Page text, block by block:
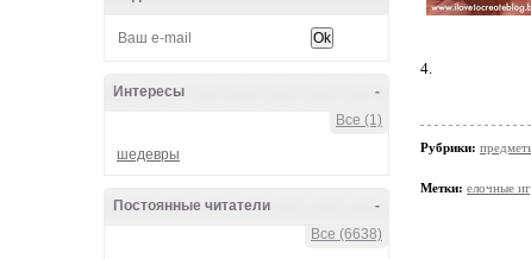
-
Интересы
Все (1)
шедевры
-
Постоянные читатели
Все (6638)
4.
Рубрики:
Метки: елочные